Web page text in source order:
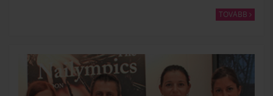
TOVÁBB